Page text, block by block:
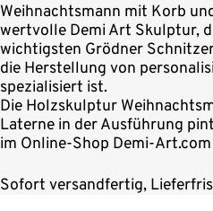
Weihnachtsmann mit Korb
wertvolle Demi Art Skulptur,
wichtigsten Grödner
die Herstellung von
spezialisiert ist.
Die Holzskulptur
Laterne in der Ausführung
im Online-Shop Demi-
Sofort versandfertig,